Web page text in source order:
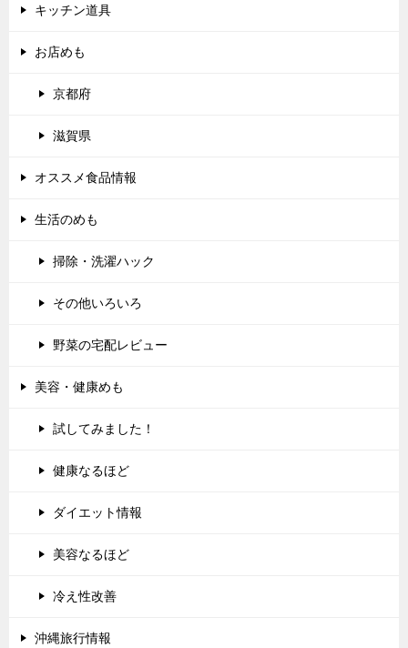
キッチン道具
お店めも
京都府
滋賀県
オススメ食品情報
生活のめも
掃除・洗濯ハック
その他いろいろ
野菜の宅配レビュー
美容・健康めも
試してみました！
健康なるほど
ダイエット情報
美容なるほど
冷え性改善
沖縄旅行情報